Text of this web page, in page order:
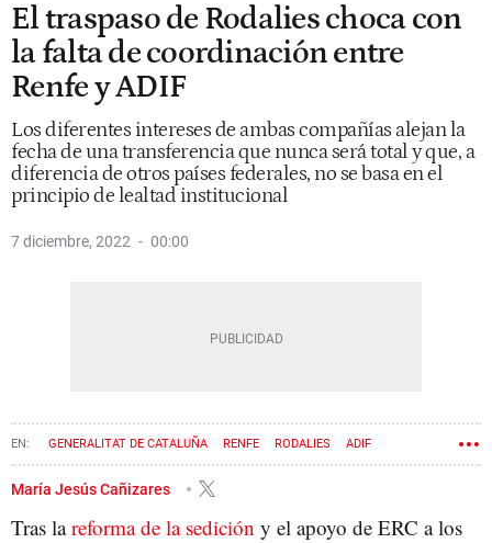
El traspaso de Rodalies choca con
la falta de coordinación entre
Renfe y ADIF
Los diferentes intereses de ambas compañías alejan la
fecha de una transferencia que nunca será total y que, a
diferencia de otros países federales, no se basa en el
principio de lealtad institucional
7 diciembre, 2022 00:00
GENERALITAT DE CATALUÑA RENFE RODALIES ADIF
María Jesús Cañizares
Tras lareforma de la sedición y el apoyo de ERC a los